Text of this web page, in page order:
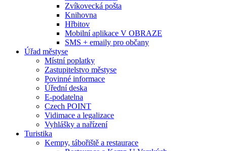
Zvíkovecká pošta
Knihovna
Hřbitov
Mobilní aplikace V OBRAZE
SMS + emaily pro občany
Úřad městyse
Místní poplatky
Zastupitelstvo městyse
Povinné informace
Úřední deska
E-podatelna
Czech POINT
Vidimace a legalizace
Vyhlášky a nařízení
Turistika
Kempy, tábořiště a restaurace